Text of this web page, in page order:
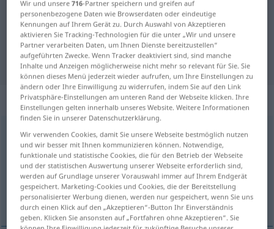
Portugiesisch-Deutsch
Übersetzung für "solta"
"solta" Deutsch Übersetzung
„solta“: feminino
solta [ˈsołtɜ]f
Übersicht aller Übersetzungen
(Für mehr Details die Übersetzung anklicken/antippen)
Freilassen, Winterweide
Wir und unsere716-Partner speichern und greifen auf
personenbezogene Daten wie Browserdaten oder eindeutige
Kennungen auf Ihrem Gerät zu. Durch Auswahl von Akzeptieren
aktivieren Sie Tracking-Technologien für die unter „Wir und unsere
Partner verarbeiten Daten, um Ihnen Dienste bereitzustellen“
aufgeführten Zwecke. Wenn Tracker deaktiviert sind, sind manche
Inhalte und Anzeigen möglicherweise nicht mehr so relevant für Sie. Sie
können dieses Menü jederzeit wieder aufrufen, um Ihre Einstellungen zu
ändern oder Ihre Einwilligung zu widerrufen, indem Sie auf den Link
Privatsphäre-Einstellungen am unteren Rand der Webseite klicken. Ihre
Einstellungen gelten innerhalb unseres Website. Weitere Informationen
finden Sie in unserer Datenschutzerklärung.
Wir verwenden Cookies, damit Sie unsere Webseite bestmöglich nutzen
und wir besser mit Ihnen kommunizieren können. Notwendige,
funktionale und statistische Cookies, die für den Betrieb der Webseite
und der statistischen Auswertung unserer Webseite erforderlich sind,
werden auf Grundlage unserer Vorauswahl immer auf Ihrem Endgerät
gespeichert. Marketing-Cookies und Cookies, die der Bereitstellung
personalisierter Werbung dienen, werden nur gespeichert, wenn Sie uns
durch einen Klick auf den „Akzeptieren“-Button Ihr Einverständnis
geben. Klicken Sie ansonsten auf „Fortfahren ohne Akzeptieren“. Sie